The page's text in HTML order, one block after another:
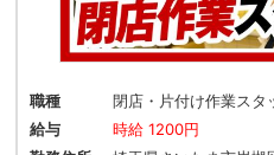
職種
閉店・片付け作業スタ
給与
時給 1200円